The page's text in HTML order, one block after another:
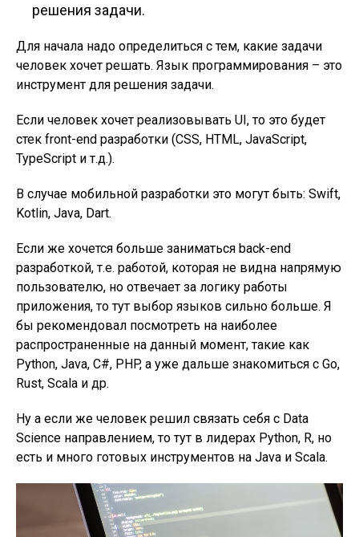
решения задачи.
Для начала надо определиться с тем, какие задачи
человек хочет решать. Язык программирования – это
инструмент для решения задачи.
Если человек хочет реализовывать UI, то это будет
стек front-end разработки (CSS, HTML, JavaScript,
TypeScript и т.д.).
В случае мобильной разработки это могут быть: Swift,
Kotlin, Java, Dart.
Если же хочется больше заниматься back-end
разработкой, т.е. работой, которая не видна напрямую
пользователю, но отвечает за логику работы
приложения, то тут выбор языков сильно больше. Я
бы рекомендовал посмотреть на наиболее
распространенные на данный момент, такие как
Python, Java, C#, PHP, а уже дальше знакомиться c Go,
Rust, Scala и др.
Ну а если же человек решил связать себя с Data
Science направлением, то тут в лидерах Python, R, но
есть и много готовых инструментов на Java и Scala.